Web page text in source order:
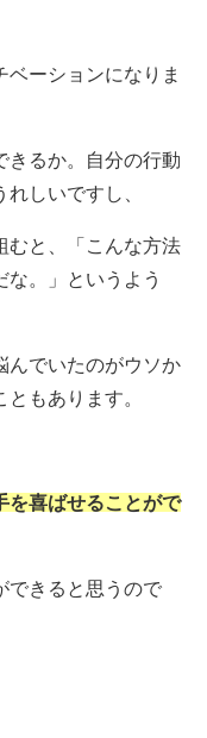
ーションになりま
きるか。自分の行動
しいですし、
むと、「こんな方法
な。」というよう
んでいたのがウソか
もあります。
を喜ばせることがで
できると思うので